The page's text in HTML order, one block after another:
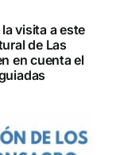
visita a este
de Las
en cuenta el